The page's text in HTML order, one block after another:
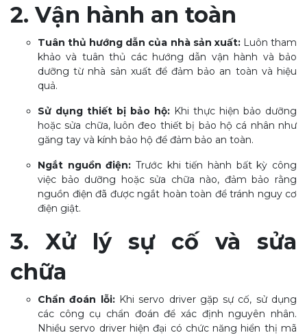
2. Vận hành an toàn
Tuân thủ hướng dẫn của nhà sản xuất:Luôn tham
khảo và tuân thủ các hướng dẫn vận hành và bảo
dưỡng từ nhà sản xuất để đảm bảo an toàn và hiệu
quả.
Sử dụng thiết bị bảo hộ: Khi thực hiện bảo dưỡng
hoặc sửa chữa, luôn đeo thiết bị bảo hộ cá nhân như
găng tay và kính bảo hộ để đảm bảo an toàn.
Ngắt nguồn điện: Trước khi tiến hành bất kỳ công
việc bảo dưỡng hoặc sửa chữa nào, đảm bảo rằng
nguồn điện đã được ngắt hoàn toàn để tránh nguy cơ
điện giật.
3. Xử lý sự cố và sửa
chữa
Chẩn đoán lỗi:Khi servo driver gặp sự cố, sử dụng
các công cụ chẩn đoán để xác định nguyên nhân.
Nhiều servo driver hiện đại có chức năng hiển thị mã